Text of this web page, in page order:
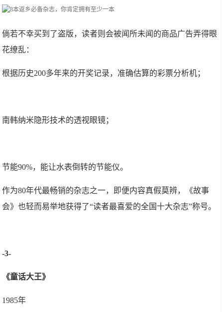
倘若不幸买到了盗版，读者则会被闻所未闻的商品广告弄得眼
花缭乱：
根据历史200多年来的开奖记录，准确估算的彩票分析机；
南韩纳米隐形技术的透视眼镜；
节能90%，能让水表倒转的节能仪。
作为80年代最畅销的杂志之一，即便内容真假莫辨，《故事
会》也轻而易举地获得了“读者最喜爱的全国十大杂志”称号。
-3-
《童话大王》
1985年